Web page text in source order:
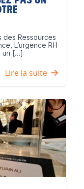
des Ressources
L’urgence RH
un […]
Lire la suite